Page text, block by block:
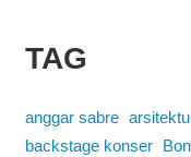
TAG
anggar sabre
backstage konser